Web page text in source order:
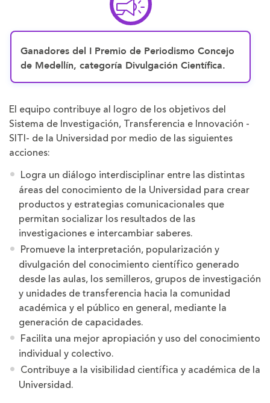
Ganadores del I Premio de Periodismo Concejo
de Medellín, categoría Divulgación Científica.
El equipo contribuye al logro de los objetivos del
Sistema de Investigación, Transferencia e Innovación -
SITI- de la Universidad por medio de las siguientes
acciones:
Logra un diálogo interdisciplinar entre las distintas
áreas del conocimiento de la Universidad para crear
productos y estrategias comunicacionales que
permitan socializar los resultados de las
investigaciones e intercambiar saberes.
Promueve la interpretación, popularización y
divulgación del conocimiento científico generado
desde las aulas, los semilleros, grupos de investigación
y unidades de transferencia hacia la comunidad
académica y el público en general, mediante la
generación de capacidades.
Facilita una mejor apropiación y uso del conocimiento
individual y colectivo.
Contribuye a la visibilidad científica y académica de la
Universidad.